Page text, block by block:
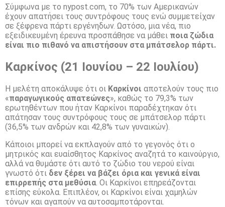
Σύμφωνα με το nypost.com, το 70% των Αμερικανών
έχουν απατήσει τους συντρόφους τους ενώ συμμετείχαν
σε ξέφρενα πάρτι εργένηδων. Ωστόσο, μια νέα, πιο
εξειδικευμένη έρευνα προσπάθησε να μάθει ποια ζώδια
είναι πιο πιθανό να απιστήσουν στα μπάτσελορ πάρτι.
Καρκίνος (21 Ιουνίου – 22 Ιουλίου)
Η μελέτη αποκάλυψε ότι οι Καρκίνοι αποτελούν τους πιο
«παραγωγικούς απατεώνες», καθώς το 79,3% των
ερωτηθέντων που ήταν Καρκίνοι παραδέχτηκαν ότι
απάτησαν τους συντρόφους τους σε μπάτσελορ πάρτι
(36,5% των ανδρών και 42,8% των γυναικών).
Κάποιοι μπορεί να εκπλαγούν από το γεγονός ότι ο
μητρικός και ευαίσθητος Καρκίνος αναζητά το καινούργιο,
αλλά να θυμάστε ότι αυτό το ζώδιο του νερού είναι
γνωστό ότι δεν ξέρει να βάζει όρια και γενικά είναι
επιρρεπής στα μεθύσια . Οι Καρκίνοι επηρεάζονται
επίσης εύκολα. Επιπλέον, οι Καρκίνοι είναι χαμηλών
τόνων και αγαπούν να αυτοσαμποτάρονται.